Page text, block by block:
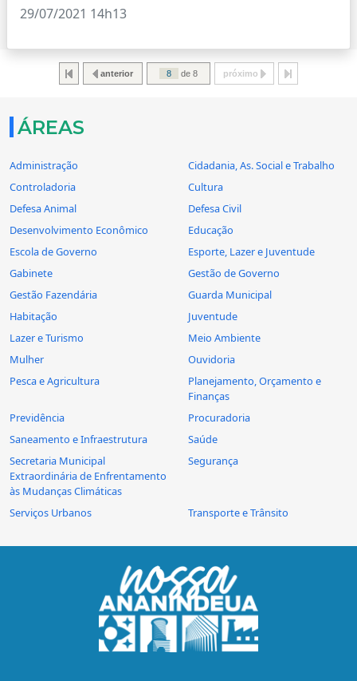
29/07/2021 14h13
anterior de 8 próximo
ÁREAS
Administração
Cidadania, As. Social e Trabalho
Controladoria
Cultura
Defesa Animal
Defesa Civil
Desenvolvimento Econômico
Educação
Escola de Governo
Esporte, Lazer e Juventude
Gabinete
Gestão de Governo
Gestão Fazendária
Guarda Municipal
Habitação
Juventude
Lazer e Turismo
Meio Ambiente
Mulher
Ouvidoria
Pesca e Agricultura
Planejamento, Orçamento e
Finanças
Previdência
Procuradoria
Saneamento e Infraestrutura
Saúde
Secretaria Municipal
Extraordinária de Enfrentamento
às Mudanças Climáticas
Segurança
Serviços Urbanos Transporte e Trânsito